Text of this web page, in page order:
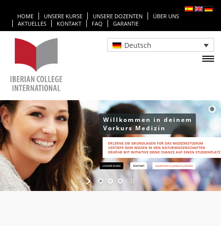
HOME UNSERE KURSE UNSERE DOZENTEN
ÜBER UNS
AKTUELLES
KONTAKT FAQ GARANTIE
Deutsch
Willkommen in deinem
Vorkurs Medizin
ERLERNE DIE GRUNDLAGEN FÜR DAS MEDIZINSTUDIUM
VERTIEFE DEIN WISSEN IN DEN NATURWISSENSCHAFTEN
ERHÖHE MIT INITIATIVE DEINE CHANCE AUF EINEN STUDIENPLATZ
UNSERE KURSE KONTAKT Kurstermin: 6. Juli bis 24. Juli 2020